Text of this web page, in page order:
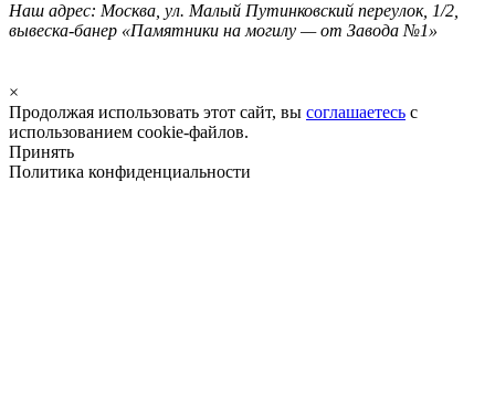
Наш адрес: Москва, ул. Малый Путинковский переулок, 1/2,
вывеска-банер «Памятники на могилу — от Завода №1»
×
Продолжая использовать этот сайт, вы соглашаетесь с
использованием cookie-файлов.
Принять
Политика конфиденциальности